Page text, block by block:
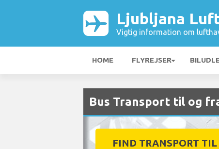
Ljubljana
Vigtig information om
HOME FLYREJSER
Bus Transport til og
FIND TRANSPORT TIL